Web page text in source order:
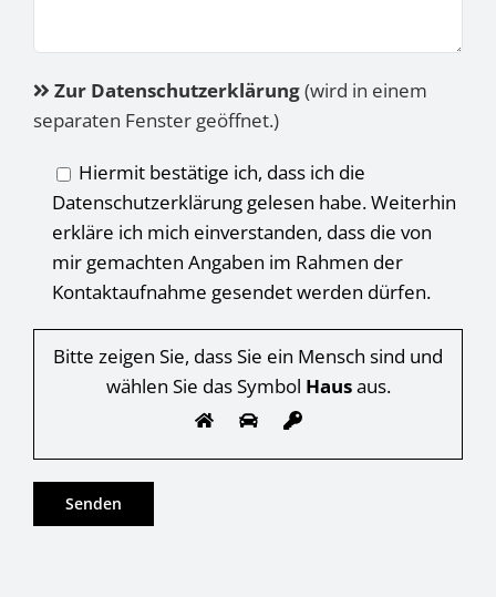
Zur Datenschutzerklärung(wird in einem
separaten Fenster geöffnet.)
Hiermit bestätige ich, dass ich die
Datenschutzerklärung gelesen habe. Weiterhin
erkläre ich mich einverstanden, dass die von
mir gemachten Angaben im Rahmen der
Kontaktaufnahme gesendet werden dürfen.
Bitte zeigen Sie, dass Sie ein Mensch sind und
wählen Sie das Symbol Hausaus.